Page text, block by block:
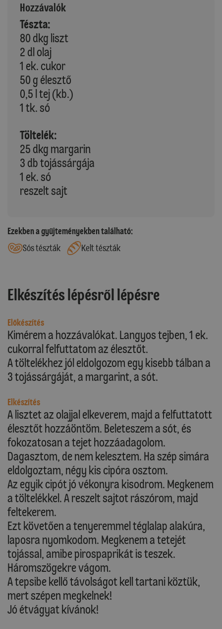
Hozzávalók
Tészta:
80 dkg liszt
2 dl olaj
1 ek. cukor
50 g élesztő
0,5 l tej (kb.)
1 tk. só
Töltelék:
25 dkg margarin
3 db tojássárgája
1 ek. só
reszelt sajt
Ezekben a gyűjteményekben található:
Sós tészták
Kelt tészták
Elkészítés lépésről lépésre
Előkészítés
Kimérem a hozzávalókat. Langyos tejben, 1 ek.
cukorral felfuttatom az élesztőt.
A töltelékhez jól eldolgozom egy kisebb tálban a
3 tojássárgáját, a margarint, a sót.
Elkészítés
A lisztet az olajjal elkeverem, majd a felfuttatott
élesztőt hozzáöntöm. Beleteszem a sót, és
fokozatosan a tejet hozzáadagolom.
Dagasztom, de nem kelesztem. Ha szép simára
eldolgoztam, négy kis cipóra osztom.
Az egyik cipót jó vékonyra kisodrom. Megkenem
a töltelékkel. A reszelt sajtot rászórom, majd
feltekerem.
Ezt követően a tenyeremmel téglalap alakúra,
laposra nyomkodom. Megkenem a tetejét
tojással, amibe pirospaprikát is teszek.
Háromszögekre vágom.
A tepsibe kellő távolságot kell tartani köztük,
mert szépen megkelnek!
Jó étvágyat kívánok!